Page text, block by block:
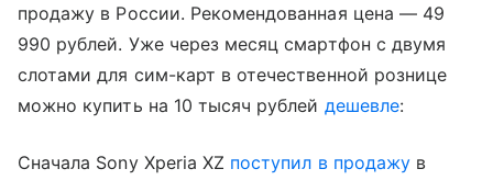
продажу в России. Рекомендованная цена — 49
990 рублей. Уже через месяц смартфон с двумя
слотами для сим-карт в отечественной рознице
можно купить на 10 тысяч рублей дешевле:
Сначала Sony Xperia XZ поступил в продажув